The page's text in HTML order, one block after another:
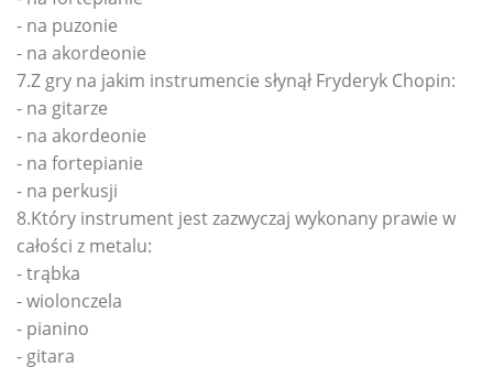
- na puzonie
- na akordeonie
7.Z gry na jakim instrumencie słynął Fryderyk Chopin:
- na gitarze
- na akordeonie
- na fortepianie
- na perkusji
8.Który instrument jest zazwyczaj wykonany prawie w
całości z metalu:
- trąbka
- wiolonczela
- pianino
- gitara